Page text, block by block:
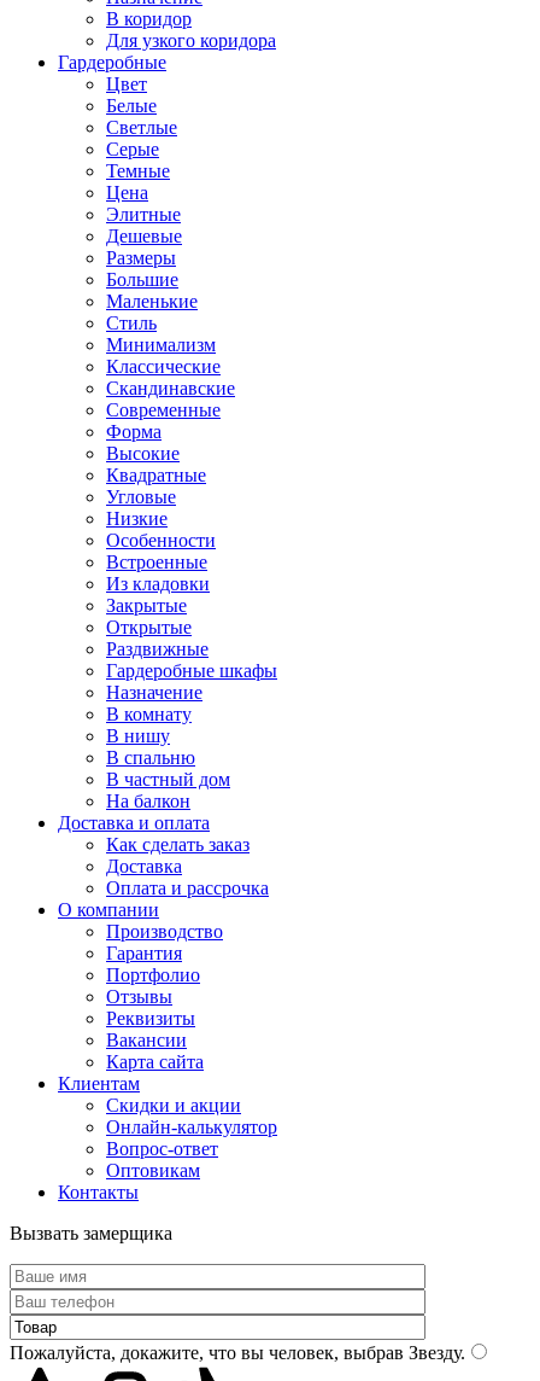
В коридор
Для узкого коридора
Гардеробные
Цвет
Белые
Светлые
Серые
Темные
Цена
Элитные
Дешевые
Размеры
Большие
Маленькие
Стиль
Минимализм
Классические
Скандинавские
Современные
Форма
Высокие
Квадратные
Угловые
Низкие
Особенности
Встроенные
Из кладовки
Закрытые
Открытые
Раздвижные
Гардеробные шкафы
Назначение
В комнату
В нишу
В спальню
В частный дом
На балкон
Доставка и оплата
Как сделать заказ
Доставка
Оплата и рассрочка
О компании
Производство
Гарантия
Портфолио
Отзывы
Реквизиты
Вакансии
Карта сайта
Клиентам
Скидки и акции
Онлайн-калькулятор
Вопрос-ответ
Оптовикам
Контакты
Вызвать замерщика
Пожалуйста, докажите, что вы человек, выбрав Звезду.